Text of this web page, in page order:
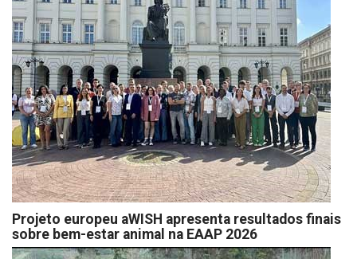
Projeto europeu aWISH apresenta resultados finais
sobre bem-estar animal na EAAP 2026